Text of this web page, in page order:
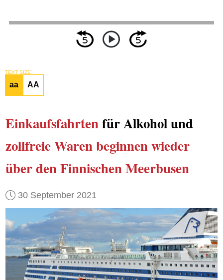
TEXT SIZE
aa AA
Einkaufsfahrtenfür Alkohol und
zollfreie Warenbeginnen wieder
über den Finnischen Meerbusen
30 September 2021